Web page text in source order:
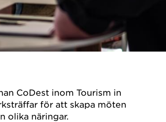
CoDest inom Tourism in
för att skapa möten
olika näringar.